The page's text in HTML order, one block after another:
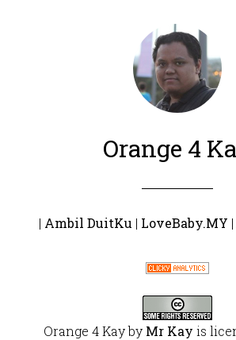
Orange 4
| Ambil DuitKu | LoveBaby.MY |
Orange 4 Kayby Mr Kay is